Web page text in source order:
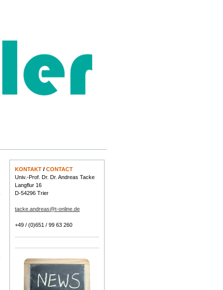
KONTAKT / CONTACT
Univ.-Prof. Dr. Dr. Andreas Tacke
Langflur 16
D-54296 Trier
tacke.andreas@t-online.de
+49 / (0)651 / 99 63 260